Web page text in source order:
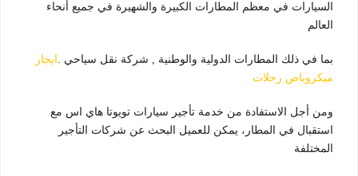
السيارات في معظم المطارات الكبيرة والشهيرة في جميع أنحاء
العالم
بما في ذلك المطارات الدولية والوطنية , شركة نقل سياحي . ايجار
ميكروباص رحلات
ومن أجل الاستفادة من خدمة تأجير سيارات تويوتا هاي اس مع
استقبال في المطار، يمكن للعميل البحث عن شركات التأجير
المختلفة